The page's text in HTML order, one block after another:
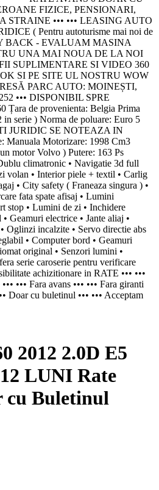
FIZICE, PENSIONARI,
••• ••• LEASING AUTO
( Pentru autoturisme mai noi de
BACK - EVALUAM MASINA
UNA MAI NOUA DE LA NOI
SUPLIMENTARE SI VIDEO 360
SI PE SITE UL NOSTRU WOW
PARC AUTO: MOINEȘTI,
••• DISPONIBIL SPRE
de provenienta: Belgia Prima
serie ) Norma de poluare: Euro 5
JURIDIC SE NOTEAZA IN
Manuala Motorizare: 1998 Cm3
motor Volvo ) Putere: 163 Ps
climatronic • Navigatie 3d full
volan • Interior piele + textil • Carlig
• City safety ( Franeaza singura ) •
fata spate afisaj • Lumini
stop • Lumini de zi • Inchidere
Geamuri electrice • Jante aliaj •
Oglinzi incalzite • Servo directie abs
• Computer bord • Geamuri
original • Senzori lumini •
serie caroserie pentru verificare
achizitionare in RATE ••• •••
••• Fara avans ••• ••• Fara giranti
Doar cu buletinul ••• ••• Acceptam
2012 2.0D E5
LUNI Rate
cu Buletinul